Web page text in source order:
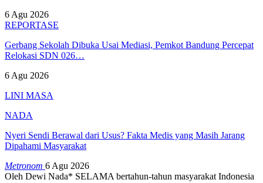
6 Agu 2026
REPORTASE
Gerbang Sekolah Dibuka Usai Mediasi, Pemkot Bandung Percepat
Relokasi SDN 026…
6 Agu 2026
LINI MASA
NADA
Nyeri Sendi Berawal dari Usus? Fakta Medis yang Masih Jarang
Dipahami Masyarakat
Metronom 6 Agu 2026
Oleh Dewi Nada* SELAMA bertahun-tahun masyarakat Indonesia